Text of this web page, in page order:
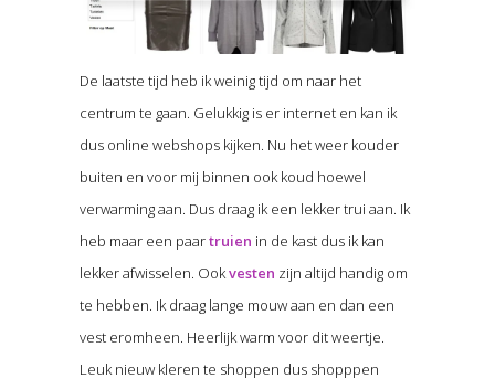
De laatste tijd heb ik weinig tijd om naar het
centrum te gaan. Gelukkig is er internet en kan ik
dus online webshops kijken. Nu het weer kouder
buiten en voor mij binnen ook koud hoewel
verwarming aan. Dus draag ik een lekker trui aan. Ik
heb maar een paartruien in de kast dus ik kan
lekker afwisselen. Ookvesten zijn altijd handig om
te hebben. Ik draag lange mouw aan en dan een
vest eromheen. Heerlijk warm voor dit weertje.
Leuk nieuw kleren te shoppen dus shopppen